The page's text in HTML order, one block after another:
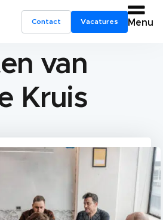
Contact Vacatures Menu
van
Kruis